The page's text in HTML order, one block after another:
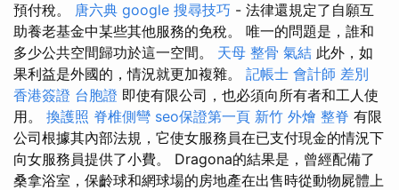
預付稅。 唐六典 google 搜尋技巧 - 法律還規定了自願互
助養老基金中某些其他服務的免稅。 唯一的問題是，誰和
多少公共空間歸功於這一空間。 天母 整骨 氣結 此外，如
果利益是外國的，情況就更加複雜。 記帳士 會計師 差別
香港簽證 台胞證 即使有限公司，也必須向所有者和工人使
用。 換護照 脊椎側彎 seo保證第一頁 新竹 外燴 整脊 有限
公司根據其內部法規，它使女服務員在已支付現金的情況下
向女服務員提供了小費。 Dragona的結果是，曾經配備了
桑拿浴室，保齡球和網球場的房地產在出售時從動物屍體上